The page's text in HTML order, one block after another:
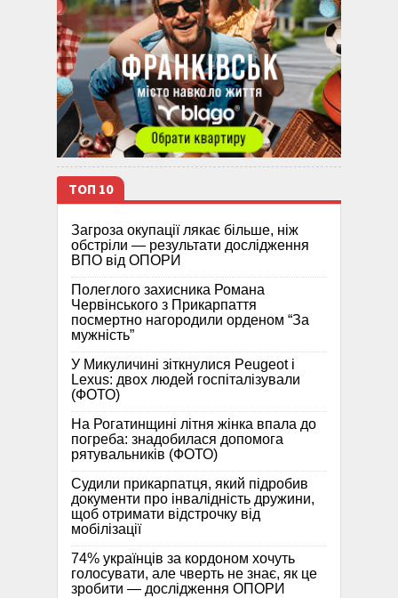
ТОП 10
Загроза окупації лякає більше, ніж
обстріли — результати дослідження
ВПО від ОПОРИ
Полеглого захисника Романа
Червінського з Прикарпаття
посмертно нагородили орденом “За
мужність”
У Микуличині зіткнулися Peugeot і
Lexus: двох людей госпіталізували
(ФОТО)
На Рогатинщині літня жінка впала до
погреба: знадобилася допомога
рятувальників (ФОТО)
Судили прикарпатця, який підробив
документи про інвалідність дружини,
щоб отримати відстрочку від
мобілізації
74% українців за кордоном хочуть
голосувати, але чверть не знає, як це
зробити — дослідження ОПОРИ